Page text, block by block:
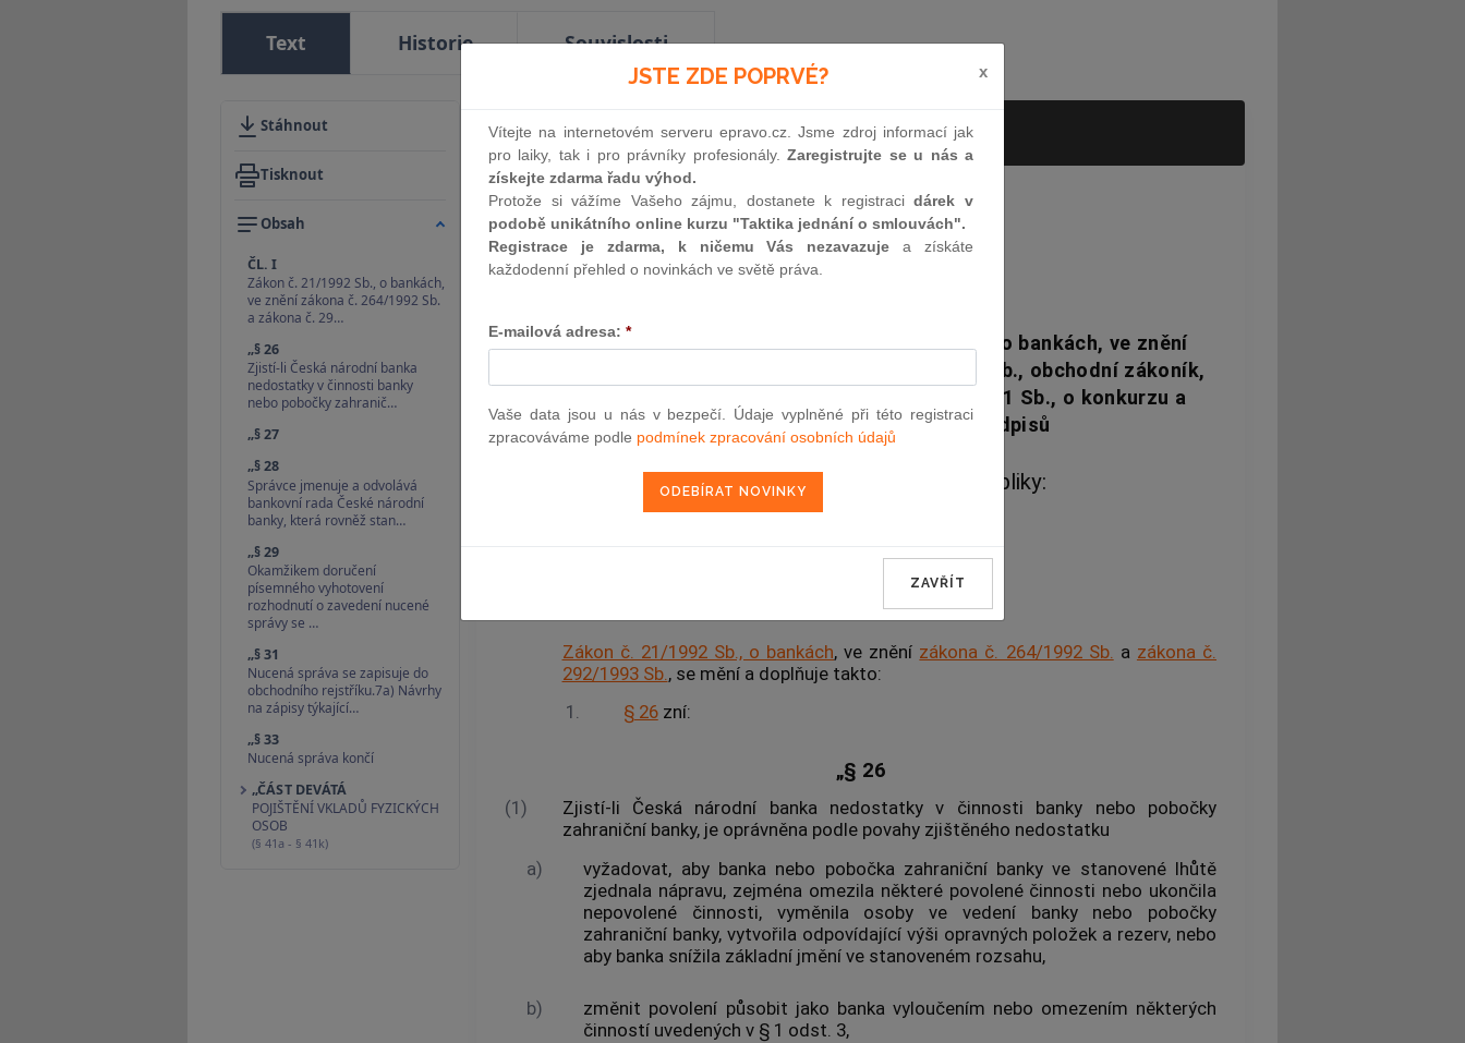
Text Historie Souvislosti
Stáhnout
Tisknout
Obsah
ČL. I
Zákon č. 21/1992 Sb., o bankách,
ve znění zákona č. 264/1992 Sb.
a zákona č. 29…
„§ 26
Zjistí-li Česká národní banka
nedostatky v činnosti banky
nebo pobočky zahranič…
„§ 27
„§ 28
Správce jmenuje a odvolává
bankovní rada České národní
banky, která rovněž stan…
„§ 29
Okamžikem doručení
písemného vyhotovení
rozhodnutí o zavedení nucené
správy se …
„§ 31
Nucená správa se zapisuje do
obchodního rejstříku.7a) Návrhy
na zápisy týkající…
„§ 33
Nucená správa končí
„ČÁST DEVÁTÁ
POJIŠTĚNÍ VKLADŮ FYZICKÝCH
OSOB
(§ 41a - § 41k)
Aktuální zněníod 1. 1. 2014
156
ZÁKON
kterým se mění a doplňuje zákon č. 21/1992 Sb., o bankách, ve znění
pozdějších předpisů, doplňuje zákon č. 513/1991 Sb., obchodní zákoník,
ve znění pozdějších předpisů, a zákon č. 328/1991 Sb., o konkurzu a
vyrovnání, ve znění pozdějších předpisů
Parlament se usnesl na tomto zákoně České republiky:
Zákon č. 21/1992 Sb., o bankách, ve znění zákona č. 264/1992 Sb. a zákona č.
292/1993 Sb., se mění a doplňuje takto:
1.
§ 26zní:
„§ 26
(1)
Zjistí-li Česká národní banka nedostatky v činnosti banky nebo pobočky
zahraniční banky, je oprávněna podle povahy zjištěného nedostatku
a)
vyžadovat, aby banka nebo pobočka zahraniční banky ve stanovené lhůtě
zjednala nápravu, zejména omezila některé povolené činnosti nebo ukončila
nepovolené činnosti, vyměnila osoby ve vedení banky nebo pobočky
zahraniční banky, vytvořila odpovídající výši opravných položek a rezerv, nebo
aby banka snížila základní jmění ve stanoveném rozsahu,
b)
změnit povolení působit jako banka vyloučením nebo omezením některých
činností uvedených v § 1 odst. 3,
JSTE ZDE POPRVÉ? x
Vítejte na internetovém serveru epravo.cz. Jsme zdroj informací jak
pro laiky, tak i pro právníky profesionály.Zaregistrujte se u nás a
získejte zdarma řadu výhod.
Protože si vážíme Vašeho zájmu, dostanete k registracidárek v
podobě unikátního online kurzu "Taktika jednání o smlouvách".
Registrace je zdarma, k ničemu Vás nezavazuje a získáte
každodenní přehled o novinkách ve světě práva.
E-mailová adresa: *
Vaše data jsou u nás v bezpečí. Údaje vyplněné při této registraci
zpracováváme podle podmínek zpracování osobních údajů
ZAVŘÍT